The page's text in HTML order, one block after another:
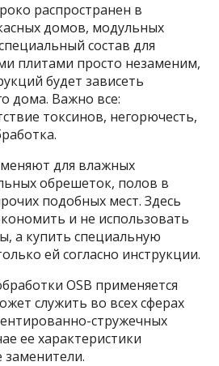
распространен в
домов, модульных
состав для
плитами просто незаменим,
будет зависеть
дома. Важно все:
токсинов, негорючесть,
для влажных
обрешеток, полов в
подобных мест. Здесь
и не использовать
а купить специальную
ей согласно инструкции.
OSB применяется
служить во всех сферах
стружечных
ее характеристики